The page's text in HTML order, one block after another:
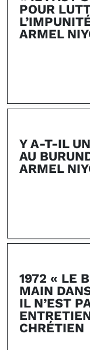
POUR
ARMEL
Y A-T-IL
AU
ARMEL
1972 « LE
MAIN
IL N’EST
CHRÉTIEN